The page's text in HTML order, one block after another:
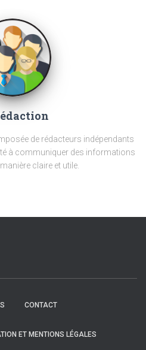
de rédacteurs indépendants
à communiquer des informations
claire et utile.
CONTACT
ET MENTIONS LÉGALES